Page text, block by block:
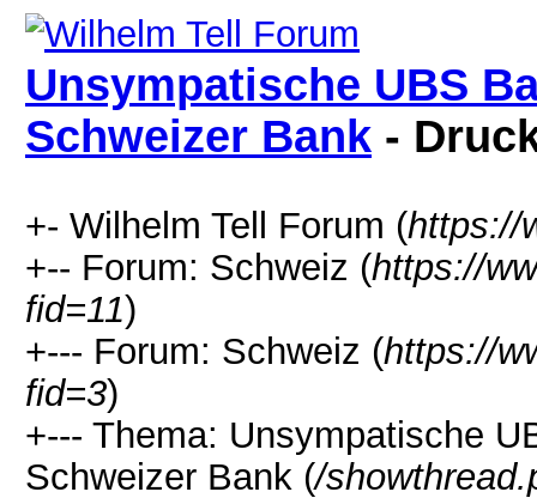
Unsympatische UBS
Schweizer Bank -
+- Wilhelm Tell Forum (https://
+-- Forum: Schweiz (https://
fid=11)
+--- Forum: Schweiz (https://
fid=3)
+--- Thema: Unsympatische
Schweizer Bank (/